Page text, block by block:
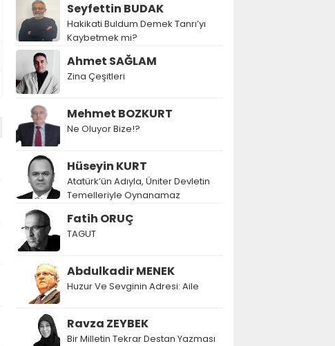
Seyfettin BUDAK
Hakikati Buldum Demek Tanrı’yı
Kaybetmek mi?
Ahmet SAĞLAM
Zina Çeşitleri
Mehmet BOZKURT
Ne Oluyor Bize!?
Hüseyin KURT
Atatürk’ün Adıyla, Üniter Devletin
Temelleriyle Oynanamaz
Fatih ORUÇ
TAGUT
Abdulkadir MENEK
Huzur Ve Sevginin Adresi: Aile
Ravza ZEYBEK
Bir Milletin Tekrar Destan Yazması